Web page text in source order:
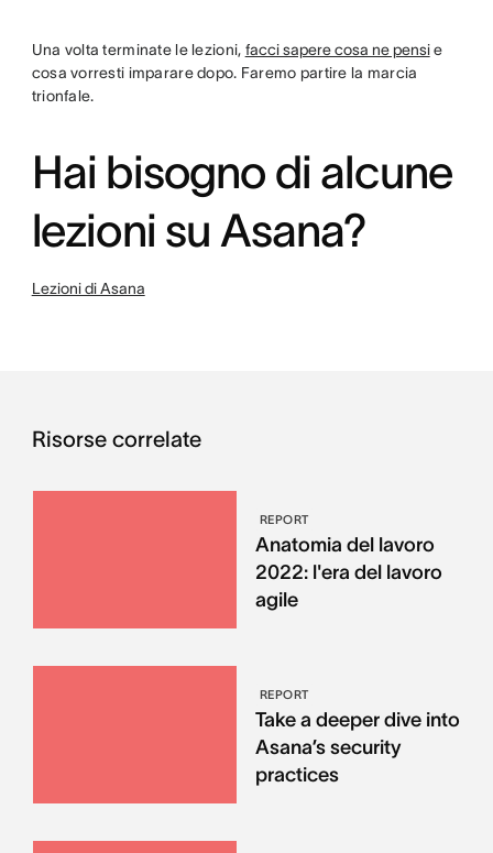
Una volta terminate le lezioni, facci sapere cosa ne pensie
cosa vorresti imparare dopo. Faremo partire la marcia
trionfale.
Hai bisogno di alcune
lezioni su Asana?
Lezioni di Asana
Risorse correlate
REPORT
Anatomia del lavoro
2022: l'era del lavoro
agile
REPORT
Take a deeper dive into
Asana’s security
practices